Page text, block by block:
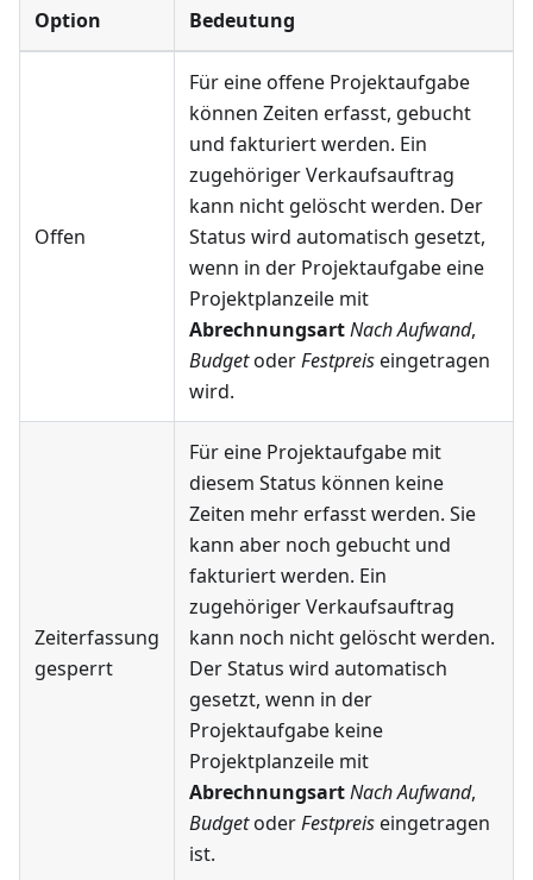
Option Bedeutung
Offen
Für eine offene Projektaufgabe
können Zeiten erfasst, gebucht
und fakturiert werden. Ein
zugehöriger Verkaufsauftrag
kann nicht gelöscht werden. Der
Status wird automatisch gesetzt,
wenn in der Projektaufgabe eine
Projektplanzeile mit
AbrechnungsartNach Aufwand,
BudgetoderFestpreiseingetragen
wird.
Zeiterfassung
gesperrt
Für eine Projektaufgabe mit
diesem Status können keine
Zeiten mehr erfasst werden. Sie
kann aber noch gebucht und
fakturiert werden. Ein
zugehöriger Verkaufsauftrag
kann noch nicht gelöscht werden.
Der Status wird automatisch
gesetzt, wenn in der
Projektaufgabe keine
Projektplanzeile mit
AbrechnungsartNach Aufwand,
BudgetoderFestpreiseingetragen
ist.